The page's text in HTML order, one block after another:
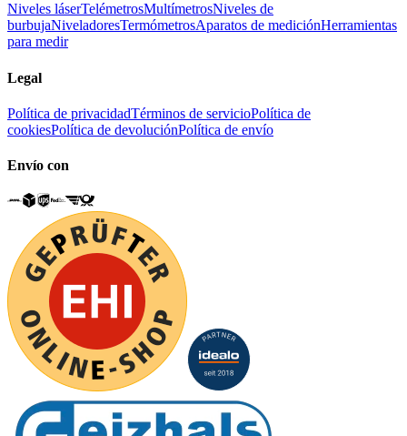
Niveles láserTelémetrosMultímetrosNiveles de
burbujaNiveladoresTermómetrosAparatos de mediciónHerramientas
para medir
Legal
Política de privacidadTérminos de servicioPolítica de
cookiesPolítica de devoluciónPolítica de envío
Envío con